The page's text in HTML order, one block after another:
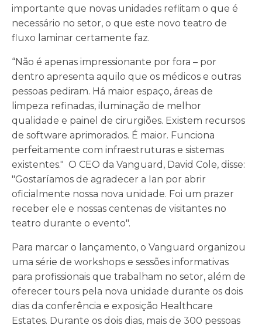
importante que novas unidades reflitam o que é
necessário no setor, o que este novo teatro de
fluxo laminar certamente faz.
“Não é apenas impressionante por fora – por
dentro apresenta aquilo que os médicos e outras
pessoas pediram. Há maior espaço, áreas de
limpeza refinadas, iluminação de melhor
qualidade e painel de cirurgiões. Existem recursos
de software aprimorados. É maior. Funciona
perfeitamente com infraestruturas e sistemas
existentes." O CEO da Vanguard, David Cole, disse:
"Gostaríamos de agradecer a Ian por abrir
oficialmente nossa nova unidade. Foi um prazer
receber ele e nossas centenas de visitantes no
teatro durante o evento".
Para marcar o lançamento, o Vanguard organizou
uma série de workshops e sessões informativas
para profissionais que trabalham no setor, além de
oferecer tours pela nova unidade durante os dois
dias da conferência e exposição Healthcare
Estates. Durante os dois dias, mais de 300 pessoas